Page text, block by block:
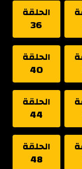
الحلقة
36
الحلقة
40
الحلقة
44
الحلقة
48